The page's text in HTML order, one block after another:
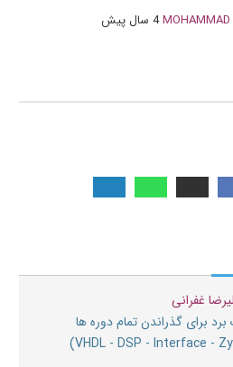
MOHAMMAD4 سال پیش
غفرانی
برای گذراندن تمام دوره ها